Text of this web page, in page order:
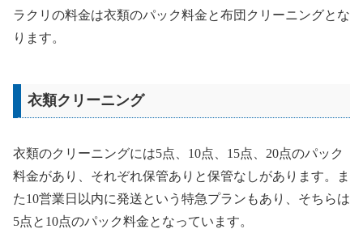
ラクリの料金は衣類のパック料金と布団クリーニングとな
ります。
衣類クリーニング
衣類のクリーニングには5点、10点、15点、20点のパック
料金があり、それぞれ保管ありと保管なしがあります。ま
た10営業日以内に発送という特急プランもあり、そちらは
5点と10点のパック料金となっています。